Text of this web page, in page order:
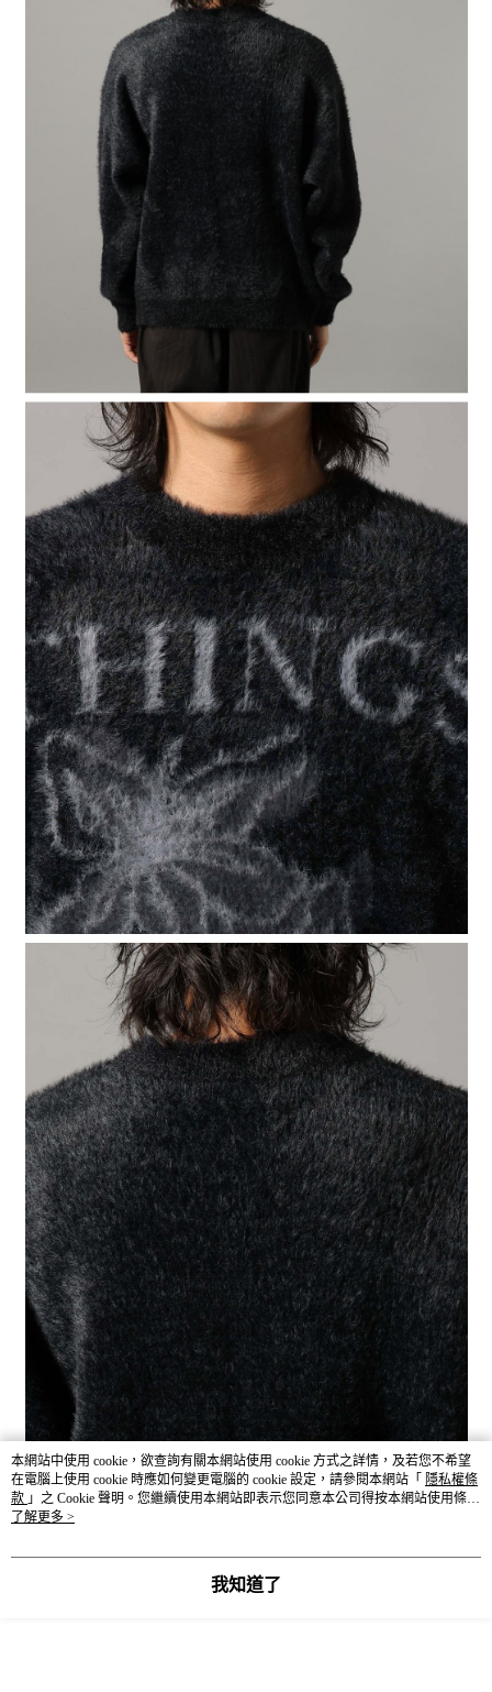
本網站中使用 cookie，欲查詢有關本網站使用 cookie 方式之詳情，及若您不希望
在電腦上使用 cookie 時應如何變更電腦的 cookie 設定，請參閱本網站「 隱私權條
款 」之 Cookie 聲明。您繼續使用本網站即表示您同意本公司得按本網站使用條款
之 Cookie 聲明使用 cookie。
了解更多 >
我知道了